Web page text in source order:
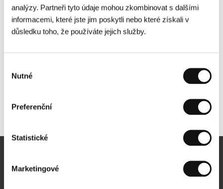
analýzy. Partneři tyto údaje mohou zkombinovat s dalšími
informacemi, které jste jim poskytli nebo které získali v
důsledku toho, že používáte jejich služby.
souhlasu
Nutné
Preferenční
Statistické
Marketingové